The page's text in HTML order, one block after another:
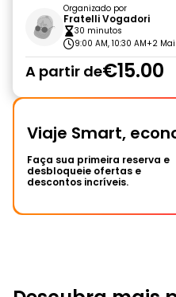
Organizado por
Fratelli Vogadori
30 minutos
9:00 AM, 10:30 AM+2
A partir de€15.00
Viaje Smart,
Faça sua primeira reserva e
desbloqueie ofertas e
descontos incríveis.